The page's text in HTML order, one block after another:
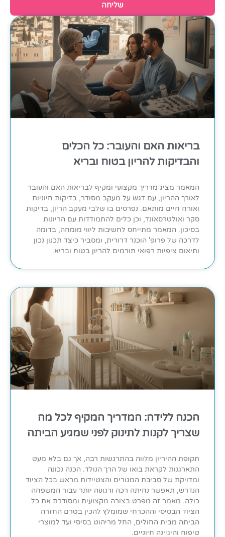
שליחה
בריאות האם והעובר: כל הכלים
והבדיקות להריון בטוח ובריא
המאמר מציג מדריך מקצועי ומקיף לבריאות האם והעובר
לאורך ההריון, עם דגש על מעקב מסודר, בדיקות חיוניות
ואורח חיים מותאם. נפרסים בו שלבי מעקב הריון, בדיקות
סקר ואולטרסאונד, וכן כלים להתמודדות עם הריונות
בסיכון. המאמר מתייחס לחשיבות ליווי מומחה, בדומה
לדרכה של פרופ' הוכנר דרורית, ומסביר כיצד תכנון נכון
ותיאום ציפיות רפואי תורמים להריון בטוח ובריא.
הכנה ללידה: המדריך המקיף לכל מה
שצריך לקנות לתינוק לפני שמגיע הביתה
תקופת ההיריון מלווה בהתרגשות רבה, אך גם בלא מעט
התארגנות לקראת בואו של הרך הנולד. הכנה נכונה
ומדויקת של סביבת המגורים והצטיידות מראש בכל הציוד
הנדרש, תאפשר נחיתה רכה ורגועה יותר עבור המשפחה
כולה. מאמר זה מפרט בצורה מקצועית ומסודרת את כל
הציוד הבסיסי וההכרחי שמומלץ להכין בטרם החזרה
הביתה מבית החולים, החל מריהוט בסיסי ועד למוצרי
טיפוח והיגיינה חיוניים.